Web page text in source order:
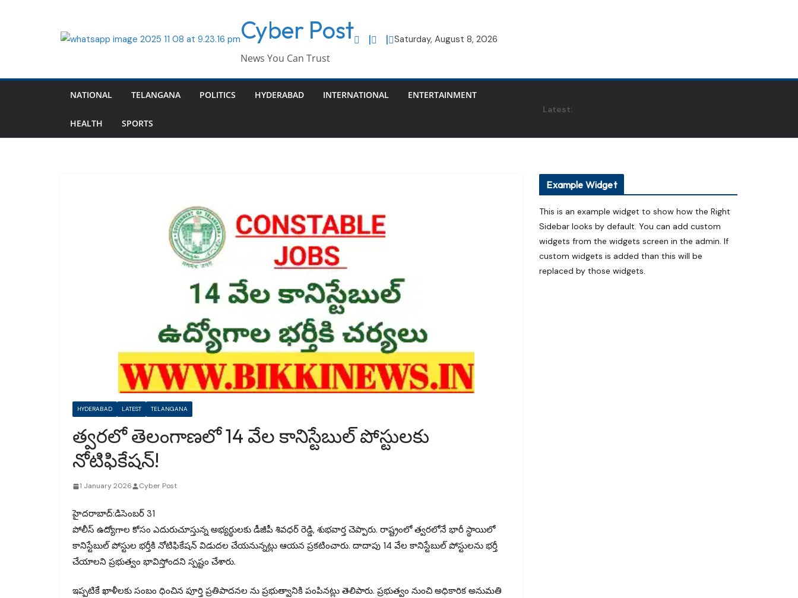
Cyber Post
News You Can Trust
Saturday, August 8, 2026
NATIONAL TELANGANA POLITICS HYDERABAD INTERNATIONAL ENTERTAINMENT
HEALTH SPORTS
Latest:
HYDERABAD LATEST TELANGANA
త్వరలో తెలంగాణలో 14 వేల కానిస్టేబుల్ పోస్టులకు
నోటిఫికేషన్!
1 January 2026 Cyber Post
హైదరాబాద్:డిసెంబర్ 31
పోలీస్ ఉద్యోగాల కోసం ఎదురుచూస్తున్న అభ్యర్థులకు డీజీపీ శివధర్ రెడ్డి, శుభవార్త చెప్పారు. రాష్ట్రంలో త్వరలోనే భారీ స్థాయిలో
కానిస్టేబుల్ పోస్టుల భర్తీకి నోటిఫికేషన్ విడుదల చేయనున్నట్లు ఆయన ప్రకటించారు. దాదాపు 14 వేల కానిస్టేబుల్ పోస్టులను భర్తీ
చేయాలని ప్రభుత్వం భావిస్తోందని స్పష్టం చేశారు.
ఇప్పటికే ఖాళీలకు సంబం ధించిన పూర్తి ప్రతిపాదనల ను ప్రభుత్వానికి పంపినట్లు తెలిపారు. ప్రభుత్వం నుంచి అధికారిక అనుమతి
Example Widget
This is an example widget to show how the Right
Sidebar looks by default. You can add custom
widgets from the widgets screen in the admin. If
custom widgets is added than this will be
replaced by those widgets.